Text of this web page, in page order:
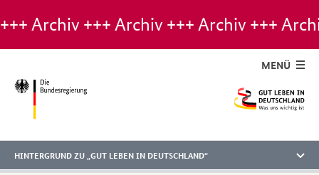
Archiv-
Seite
MENÜ
HINTERGRUND ZU „GUT LEBEN IN DEUTSCHLAND“